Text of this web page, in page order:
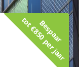
Bespaar
tot €850 per jaar